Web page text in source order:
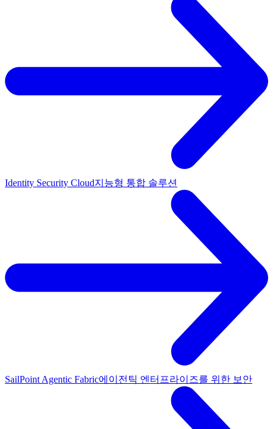
Identity Security Cloud지능형 통합 솔루션
SailPoint Agentic Fabric에이전틱 엔터프라이즈를 위한 보안